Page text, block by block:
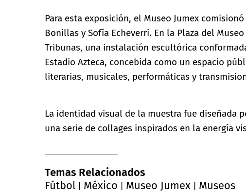
Para esta exposición, el Museo Jumex
Bonillas y Sofía Echeverri. En la Plaza del
Tribunas, una instalación escultórica
Estadio Azteca, concebida como un espacio
literarias, musicales, performáticas y
La identidad visual de la muestra fue diseñada
una serie de collages inspirados en la energía
Temas Relacionados
Fútbol
México Museo Jumex Museos